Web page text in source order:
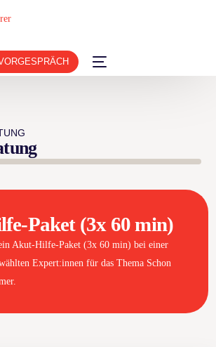
Paket (3x 60 min)
Akut-Hilfe-Paket (3x 60 min) bei einer
Expert:innen für das Thema Schon